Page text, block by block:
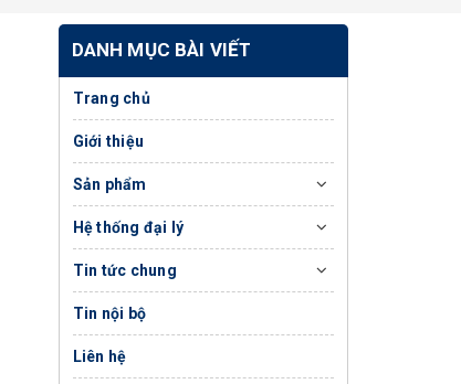
DANH MỤC BÀI VIẾT
Trang chủ
Giới thiệu
Sản phẩm
Hệ thống đại lý
Tin tức chung
Tin nội bộ
Liên hệ